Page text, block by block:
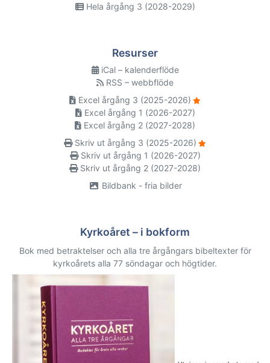
Hela årgång 3 (2028-2029)
Resurser
iCal – kalenderflöde
RSS – webbflöde
Excel årgång 3 (2025-2026)
Excel årgång 1 (2026-2027)
Excel årgång 2 (2027-2028)
Skriv ut årgång 3 (2025-2026)
Skriv ut årgång 1 (2026-2027)
Skriv ut årgång 2 (2027-2028)
Bildbank - fria bilder
Kyrkoåret – i bokform
Bok med betraktelser och alla tre årgångars bibeltexter för
kyrkoårets alla 77 söndagar och högtider.